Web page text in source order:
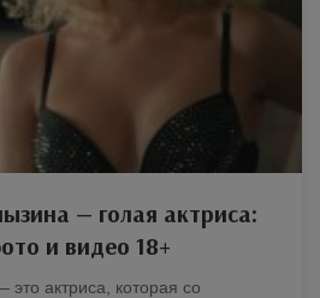
— голая актриса:
и видео 18+
актриса, которая со